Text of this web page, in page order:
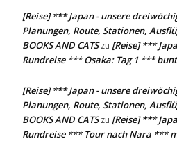
[Reise] *** Japan - unsere
Planungen, Route, Stationen,
BOOKS AND CATSzu [Reise] ***
Rundreise *** Osaka: Tag 1 ***
[Reise] *** Japan - unsere
Planungen, Route, Stationen,
BOOKS AND CATSzu [Reise] ***
Rundreise *** Tour nach Nara ***